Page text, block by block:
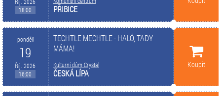
18:00
PŘIBICE
pondělí
19
Říj. 2026
16:00
TECHTLE MECHTLE - HALÓ, TADY
MÁMA!
Kulturní dům Crystal
ČESKÁ LÍPA
Koupit